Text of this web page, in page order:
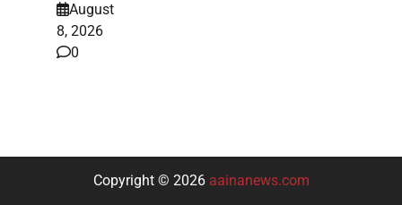
August
8, 2026
0
Copyright © 2026 aainanews.com